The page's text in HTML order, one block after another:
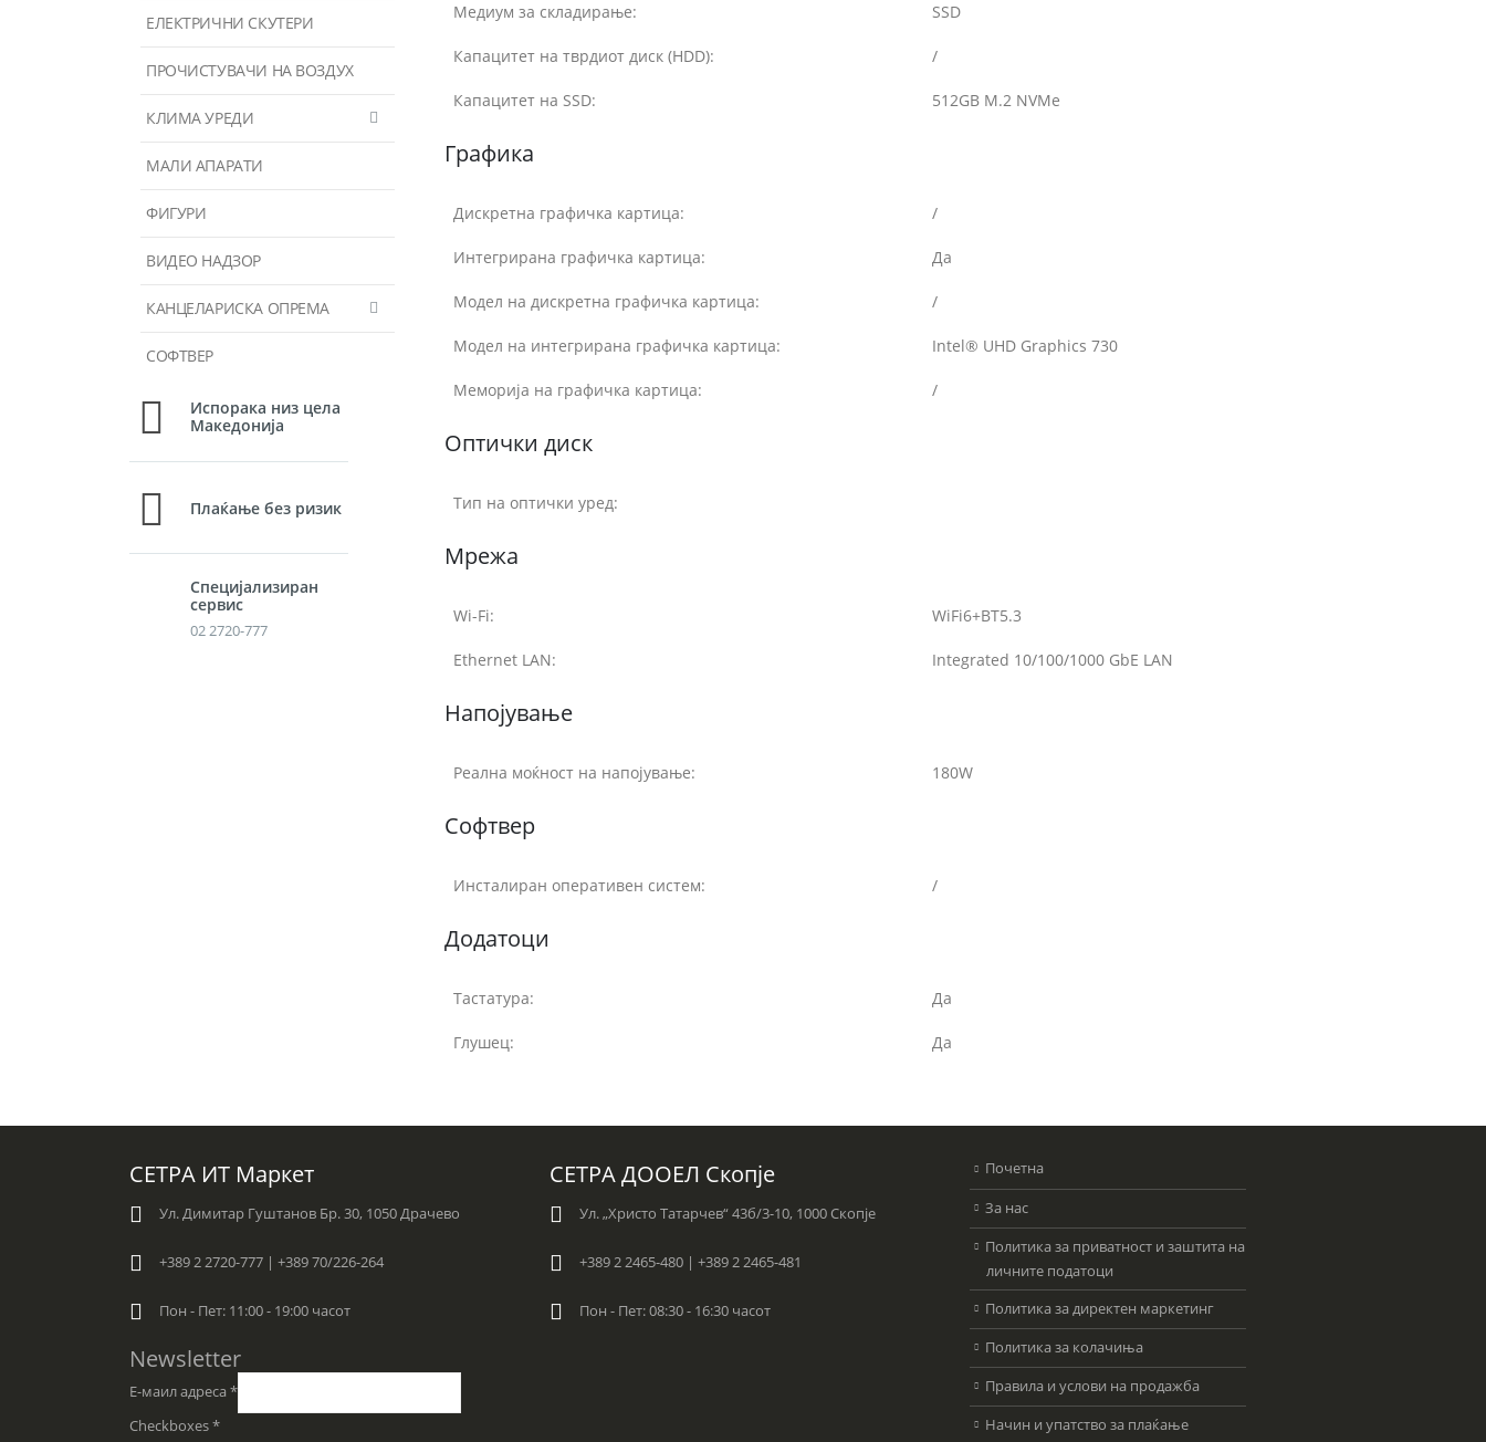
Медиум за складирање: SSD
Капацитет на тврдиот диск (HDD): /
Капацитет на SSD: 512GB M.2 NVMe
Графика
Дискретна графичка картица: /
Интегрирана графичка картица: Да
Модел на дискретна графичка картица: /
Модел на интегрирана графичка картица: Intel® UHD Graphics 730
Меморија на графичка картица: /
Оптички диск
Тип на оптички уред:
Мрежа
Wi-Fi: WiFi6+BT5.3
Ethernet LAN: Integrated 10/100/1000 GbE LAN
Напојување
Реална моќност на напојување: 180W
Софтвер
Инсталиран оперативен систем: /
Додатоци
Тастатура: Да
Глушец: Да
ЕЛЕКТРИЧНИ СКУТЕРИ
ПРОЧИСТУВАЧИ НА ВОЗДУХ
КЛИМА УРЕДИ
МАЛИ АПАРАТИ
ФИГУРИ
ВИДЕО НАДЗОР
КАНЦЕЛАРИСКА ОПРЕМА
СОФТВЕР
Испорака низ цела
Македонија
Плаќање без ризик
Специјализиран
сервис
02 2720-777
СЕТРА ИТ Маркет
Ул. Димитар Гуштанов Бр. 30, 1050 Драчево
+389 2 2720-777 | +389 70/226-264
Пон - Пет: 11:00 - 19:00 часот
Newsletter
Е-маил адреса *
Checkboxes*
СЕТРА ДООЕЛ Скопје
Ул. „Христо Татарчев“ 43б/3-10, 1000 Скопје
+389 2 2465-480 | +389 2 2465-481
Пон - Пет: 08:30 - 16:30 часот
Почетна
За нас
Политика за приватност и заштита на
личните податоци
Политика за директен маркетинг
Политика за колачиња
Правила и услови на продажба
Начин и упатство за плаќање